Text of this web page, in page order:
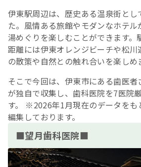
伊東駅周辺は、歴史ある温泉街とし
た。風情ある旅館やモダンなホテ
湯めぐりを楽しむことができます。
距離には伊東オレンジビーチや松川
の散策や自然との触れ合いを楽しめ
そこで今回は、伊東市にある歯医
が独自で収集し、歯科医院を7医院
す。 ※2026年1月現在のデータをも
編集しております。
■望月歯科医院■